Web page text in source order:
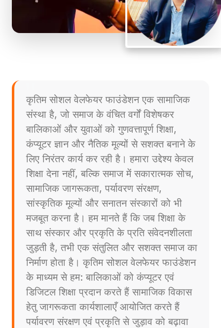
कृतिम सोशल वेलफेयर फाउंडेशन एक सामाजिक
संस्था है, जो समाज के वंचित वर्गों विशेषकर
बालिकाओं और युवाओं को गुणवत्तापूर्ण शिक्षा,
कंप्यूटर ज्ञान और नैतिक मूल्यों से सशक्त बनाने के
लिए निरंतर कार्य कर रही है। हमारा उद्देश्य केवल
शिक्षा देना नहीं, बल्कि समाज में सकारात्मक सोच,
सामाजिक जागरूकता, पर्यावरण संरक्षण,
सांस्कृतिक मूल्यों और सनातन संस्कारों को भी
मजबूत करना है। हम मानते हैं कि जब शिक्षा के
साथ संस्कार और प्रकृति के प्रति संवेदनशीलता
जुड़ती है, तभी एक संतुलित और सशक्त समाज का
निर्माण होता है। कृतिम सोशल वेलफेयर फाउंडेशन
के माध्यम से हम: बालिकाओं को कंप्यूटर एवं
डिजिटल शिक्षा प्रदान करते हैं सामाजिक विकास
हेतु जागरूकता कार्यशालाएँ आयोजित करते हैं
पर्यावरण संरक्षण एवं प्रकृति से जुड़ाव को बढ़ावा